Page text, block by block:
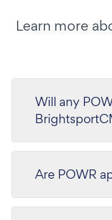
Learn more
Will any
Are POWR